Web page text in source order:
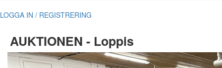
LOGGA IN / REGISTRERING
AUKTIONEN - Loppis